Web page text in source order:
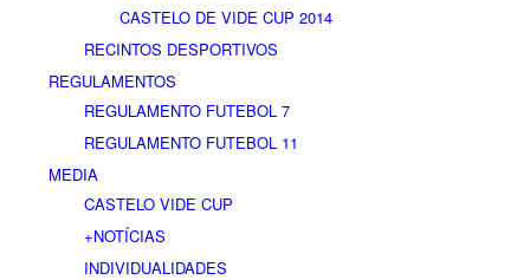
CASTELO DE VIDE CUP 2014
RECINTOS DESPORTIVOS
REGULAMENTOS
REGULAMENTO FUTEBOL 7
REGULAMENTO FUTEBOL 11
MEDIA
CASTELO VIDE CUP
+NOTÍCIAS
INDIVIDUALIDADES